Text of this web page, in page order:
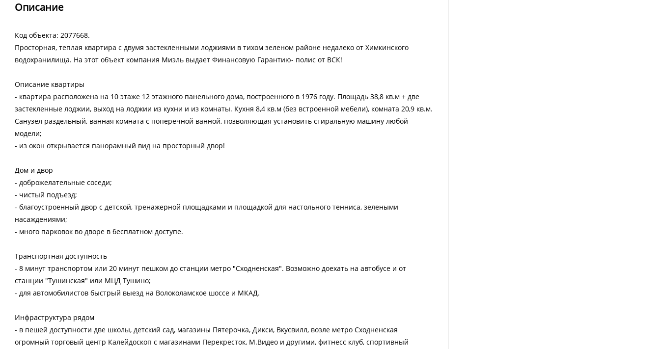
Описание
Код объекта: 2077668.
Просторная, теплая квартира с двумя застекленными лоджиями в тихом зеленом районе недалеко от Химкинского
водохранилища. На этот объект компания Миэль выдает Финансовую Гарантию- полис от ВСК!
Описание квартиры
- квартира расположена на 10 этаже 12 этажного панельного дома, построенного в 1976 году. Площадь 38,8 кв.м + две
застекленные лоджии, выход на лоджии из кухни и из комнаты. Кухня 8,4 кв.м (без встроенной мебели), комната 20,9 кв.м.
Санузел раздельный, ванная комната с поперечной ванной, позволяющая установить стиральную машину любой
модели;
- из окон открывается панорамный вид на просторный двор!
Дом и двор
- доброжелательные соседи;
- чистый подъезд;
- благоустроенный двор с детской, тренажерной площадками и площадкой для настольного тенниса, зелеными
насаждениями;
- много парковок во дворе в бесплатном доступе.
Транспортная доступность
- 8 минут транспортом или 20 минут пешком до станции метро "Сходненская". Возможно доехать на автобусе и от
станции "Тушинская" или МЦД Тушино;
- для автомобилистов быстрый выезд на Волоколамское шоссе и МКАД.
Инфраструктура рядом
- в пешей доступности две школы, детский сад, магазины Пятерочка, Дикси, Вкусвилл, возле метро Сходненская
огромный торговый центр Калейдоскоп с магазинами Перекресток, М.Видео и другими, фитнесс клуб, спортивный